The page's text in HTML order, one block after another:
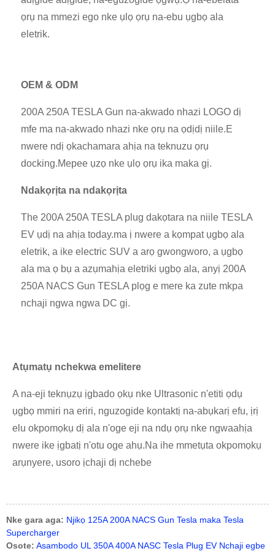
ọrụ na mmezi ego nke ụlọ ọrụ na-ebu ụgbọ ala
eletrik.
OEM & ODM
200A 250A TESLA Gun na-akwado nhazi LOGO dị
mfe ma na-akwado nhazi nke ọrụ na ọdịdị niile.E
nwere ndị ọkachamara ahịa na teknuzu ọrụ
docking.Mepee ụzọ nke ụlọ ọrụ ika maka gị.
Ndakọrịta na ndakọrịta
The 200A 250A TESLA plug dakọtara na niile TESLA
EV ụdị na ahịa today.ma ị nwere a kọmpat ụgbọ ala
eletrik, a ike electric SUV a arọ gwongworo, a ụgbọ
ala ma ọ bụ a azụmahịa eletriki ụgbọ ala, anyị 200A
250A NACS Gun TESLA plọg e mere ka zute mkpa
nchaji ngwa ngwa DC gị.
Atụmatụ nchekwa emelitere
A na-eji teknụzụ ịgbado ọkụ nke Ultrasonic n'etiti ọdụ
ụgbọ mmiri na eriri, nguzogide kọntaktị na-abụkarị efu, ịrị
elu okpomọkụ dị ala n'oge eji na ndụ ọrụ nke ngwaahịa
nwere ike ịgbatị n'otu oge ahụ.Na ihe mmetụta okpomọkụ
arụnyere, usoro ịchaji dị nchebe
Nke gara aga: Njikọ 125A 200A NACS Gun Tesla maka Tesla
Supercharger
Osote: Asambodo UL 350A 400A NASC Tesla Plug EV Nchaji egbe